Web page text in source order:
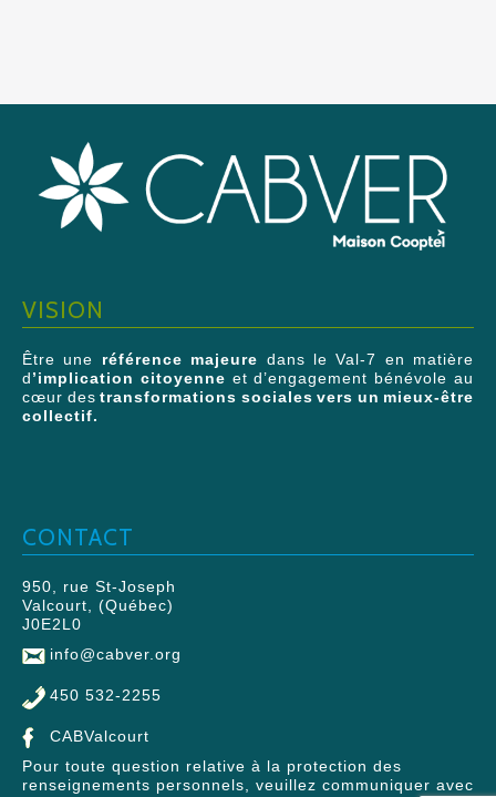
VISION
Être une référence majeure dans le Val-7 en matière
d’implication citoyenne et d’engagement bénévole au
cœur des transformations sociales vers un mieux-être
collectif.
CONTACT
950, rue St-Joseph
Valcourt, (Québec)
J0E2L0
info@cabver.org
450 532-2255
CABValcourt
Pour toute question relative à la protection des
renseignements personnels, veuillez communiquer avec